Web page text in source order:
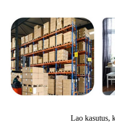
Lao kasutus,